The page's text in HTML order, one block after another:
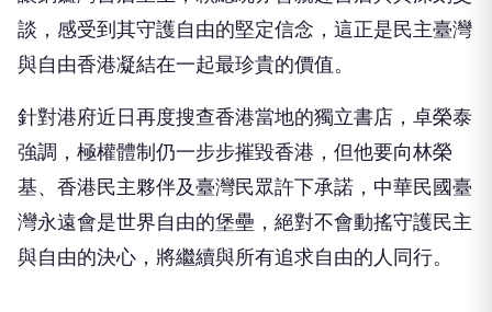
談，感受到其守護自由的堅定信念，這正是民主臺灣
與自由香港凝結在一起最珍貴的價值。
針對港府近日再度搜查香港當地的獨立書店，卓榮泰
強調，極權體制仍一步步摧毀香港，但他要向林榮
基、香港民主夥伴及臺灣民眾許下承諾，中華民國臺
灣永遠會是世界自由的堡壘，絕對不會動搖守護民主
與自由的決心，將繼續與所有追求自由的人同行。